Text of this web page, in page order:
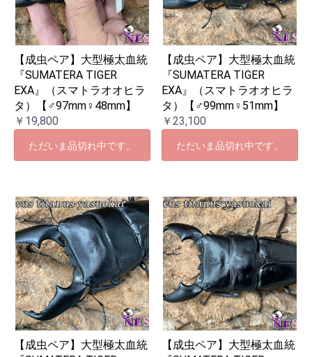
【成虫ペア】大型極太血統
『SUMATERA TIGER
EXA』（スマトラオオヒラ
タ）【♂97mm♀48mm】
￥19,800
ただいま品切れ中です。
【成虫ペア】大型極太血統
『SUMATERA TIGER
EXA』（スマトラオオヒラ
タ）【♂99mm♀51mm】
￥23,100
ただいま品切れ中です。
【成虫ペア】大型極太血統
【成虫ペア】大型極太血統